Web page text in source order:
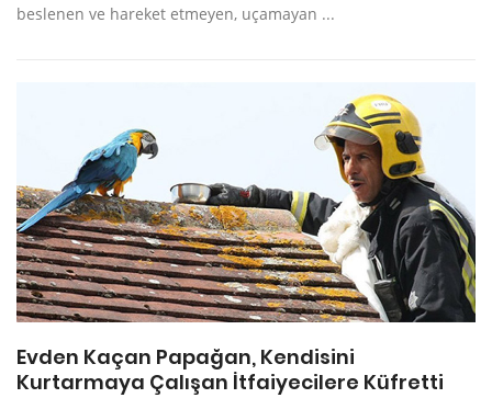
beslenen ve hareket etmeyen, uçamayan ...
Evden Kaçan Papağan, Kendisini
Kurtarmaya Çalışan İtfaiyecilere Küfretti